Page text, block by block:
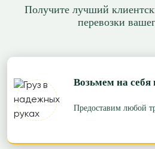
Получите лучший
перевозки
Возьмем на себя
Предоставим любой